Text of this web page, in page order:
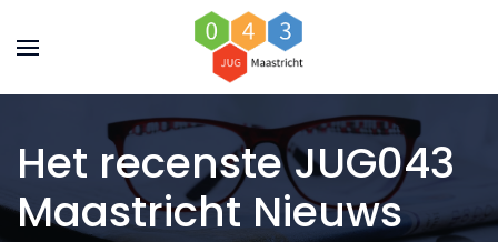
Het recenste JUG043
Maastricht Nieuws